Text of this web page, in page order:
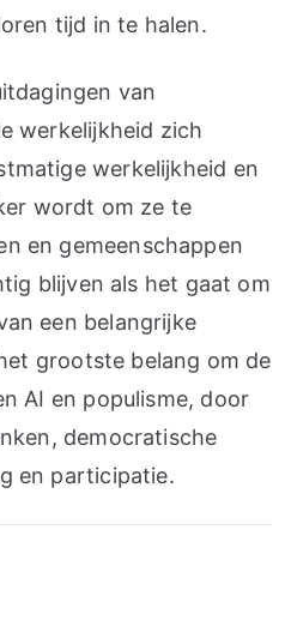
tijd in te halen.
van
werkelijkheid zich
werkelijkheid en
wordt om ze te
en gemeenschappen
blijven als het gaat om
een belangrijke
grootste belang om de
AI en populisme, door
democratische
en participatie.